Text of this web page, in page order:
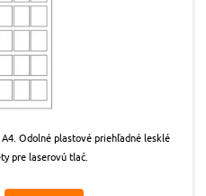
Odolné plastové priehľadné lesklé
pre laserovú tlač.